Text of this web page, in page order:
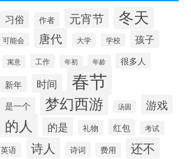
习俗 作者 元宵节 冬天
可能会 唐代 大学 学校 孩子
寓意 工作 年初 年龄 很多人
新年 时间 春节
是一个 梦幻西游 汤圆 游戏
的人 的是 礼物 红包 考试
英语 诗人 诗词 费用 还不